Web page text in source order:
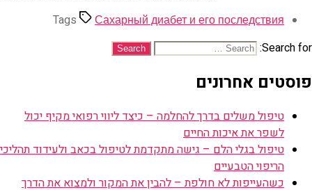
Tags
Сахарный диабет и его последствия
Search for:
פוסטים אחרונים
טיפול משלים בדרך להחלמה – כיצד ליווי רפואי מקיף יכול
לשפר את איכות החיים
טיפול בגלי הלם – גישה מתקדמת לטיפול בכאב ולעידוד תהליכי
הריפוי הטבעיים
כשהעייפות לא חולפת – להבין את המקור ולמצוא את הדרך